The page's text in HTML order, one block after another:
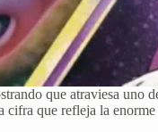
que atraviesa uno
cifra que refleja la